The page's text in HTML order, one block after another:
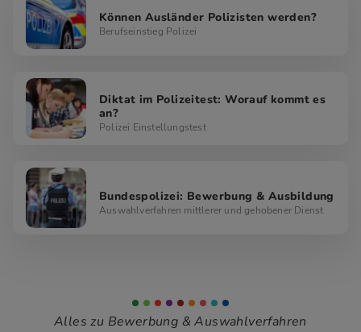
Können Ausländer Polizisten werden?
Berufseinstieg Polizei
Diktat im Polizeitest: Worauf kommt es
an?
Polizei Einstellungstest
Bundespolizei: Bewerbung & Ausbildung
Auswahlverfahren mittlerer und gehobener Dienst
Alles zu Bewerbung & Auswahlverfahren